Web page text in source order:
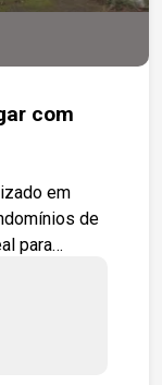
com
em
de
seu